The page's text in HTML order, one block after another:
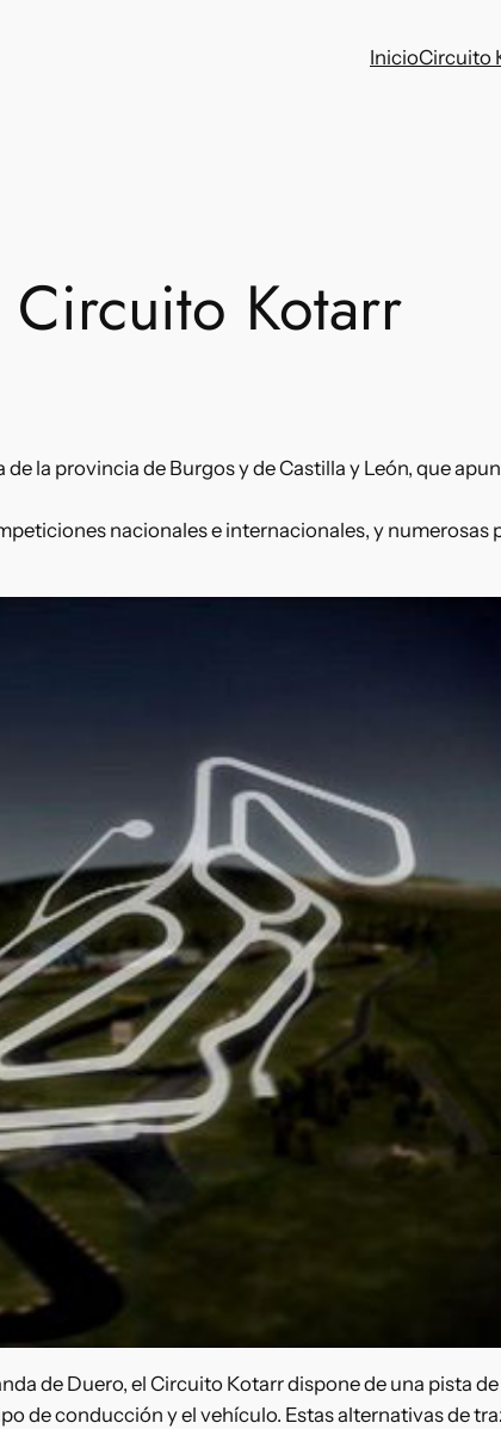
InicioCircuito
Circuito Kotarr
la provincia de Burgos y de Castilla y León, que
nacionales e internacionales, y numerosas
de Duero, el Circuito Kotarr dispone de una pista
de conducción y el vehículo. Estas alternativas de